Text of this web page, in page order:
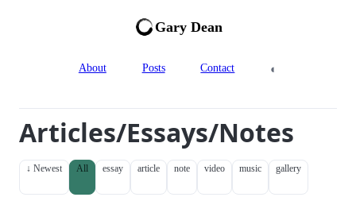
Gary Dean
About Posts Contact ◐
Articles/Essays/Notes
↓ Newest All essay article note video music gallery